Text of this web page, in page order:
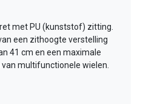
met PU (kunststof) zitting.
een zithoogte verstelling
41 cm en een maximale
multifunctionele wielen.